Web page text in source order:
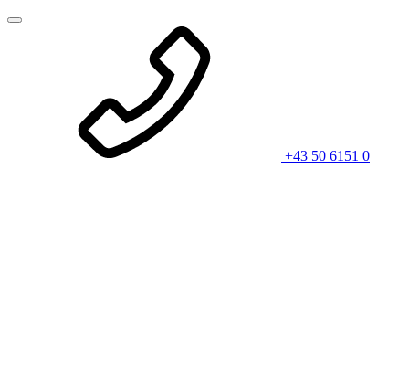
+43 50 6151 0